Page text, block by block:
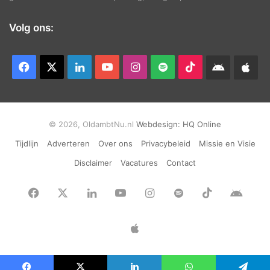
Volg ons:
Facebook LinkedInYouTubeInstagram
Spotify TikTokAndroid
© 2026, OldambtNu.nl Webdesign: HQ Online
Tijdlijn
Adverteren Over ons Privacybeleid
Missie en Visie
Disclaimer
Vacatures Contact
Facebook LinkedInYouTubeInstagram
Spotify TikTok
App